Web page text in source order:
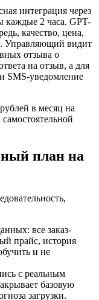
интеграция через
каждые 2 часа. GPT-
качество, цена,
Управляющий видит
отзыва о
на отзыв, а для
SMS-уведомление
в месяц на
план на
все заказ-
прайс, история
и не
с реальным
базовую
загрузки.